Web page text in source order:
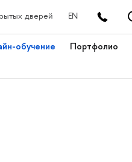
дверей EN
обучение Портфолио